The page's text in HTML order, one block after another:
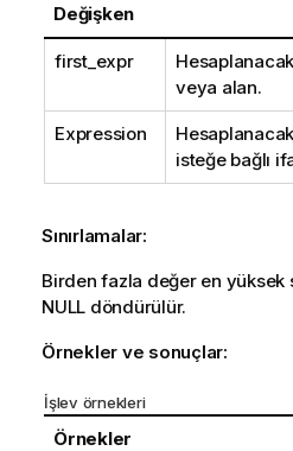
Değişken
first_expr
veya alan.
Expression
isteğe bağlı
Sınırlamalar:
Birden fazla değer en yüksek
NULL döndürülür.
Örnekler ve sonuçlar:
İşlev örnekleri
Örnekler